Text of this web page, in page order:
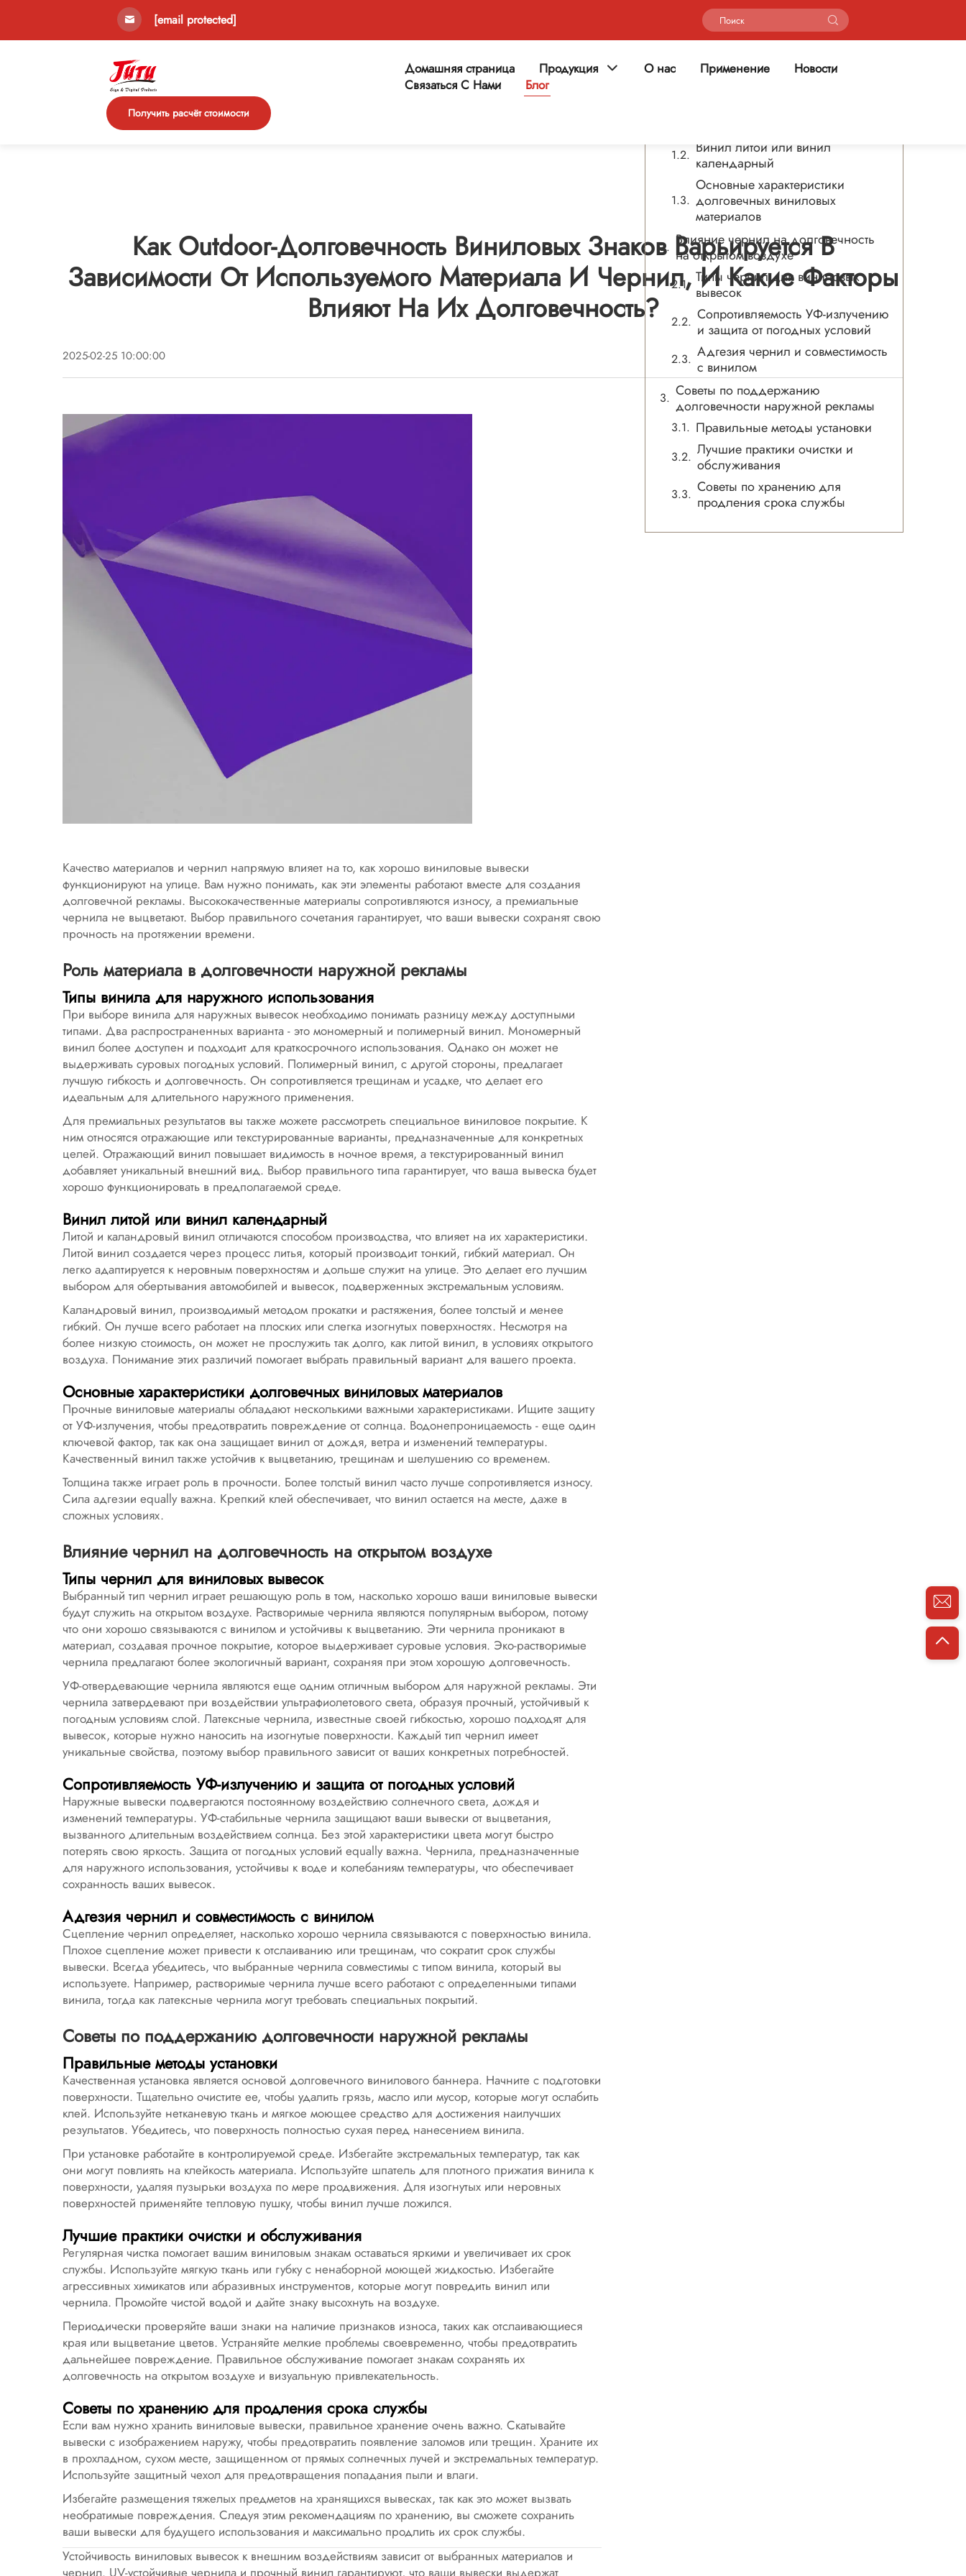
[email protected]
Домашняя страница Продукция О нас Применение
Новости
Связаться С Нами
Блог
Получить расчёт стоимости
Как Outdoor-Долговечность Виниловых Знаков Варьируется В
Зависимости От Используемого Материала И Чернил, И Какие Факторы
Влияют На Их Долговечность?
2025-02-25 10:00:00
Качество материалов и чернил напрямую влияет на то, как хорошо виниловые вывески
функционируют на улице. Вам нужно понимать, как эти элементы работают вместе для создания
долговечной рекламы. Высококачественные материалы сопротивляются износу, а премиальные
чернила не выцветают. Выбор правильного сочетания гарантирует, что ваши вывески сохранят свою
прочность на протяжении времени.
Роль материала в долговечности наружной рекламы
Типы винила для наружного использования
При выборе винила для наружных вывесок необходимо понимать разницу между доступными
типами. Два распространенных варианта - это мономерный и полимерный винил. Мономерный
винил более доступен и подходит для краткосрочного использования. Однако он может не
выдерживать суровых погодных условий. Полимерный винил, с другой стороны, предлагает
лучшую гибкость и долговечность. Он сопротивляется трещинам и усадке, что делает его
идеальным для длительного наружного применения.
Для премиальных результатов вы также можете рассмотреть специальное виниловое покрытие. К
ним относятся отражающие или текстурированные варианты, предназначенные для конкретных
целей. Отражающий винил повышает видимость в ночное время, а текстурированный винил
добавляет уникальный внешний вид. Выбор правильного типа гарантирует, что ваша вывеска будет
хорошо функционировать в предполагаемой среде.
Винил литой или винил календарный
Литой и каландровый винил отличаются способом производства, что влияет на их характеристики.
Литой винил создается через процесс литья, который производит тонкий, гибкий материал. Он
легко адаптируется к неровным поверхностям и дольше служит на улице. Это делает его лучшим
выбором для обертывания автомобилей и вывесок, подверженных экстремальным условиям.
Каландровый винил, производимый методом прокатки и растяжения, более толстый и менее
гибкий. Он лучше всего работает на плоских или слегка изогнутых поверхностях. Несмотря на
более низкую стоимость, он может не прослужить так долго, как литой винил, в условиях открытого
воздуха. Понимание этих различий помогает выбрать правильный вариант для вашего проекта.
Основные характеристики долговечных виниловых материалов
Прочные виниловые материалы обладают несколькими важными характеристиками. Ищите защиту
от УФ-излучения, чтобы предотвратить повреждение от солнца. Водонепроницаемость - еще один
ключевой фактор, так как она защищает винил от дождя, ветра и изменений температуры.
Качественный винил также устойчив к выцветанию, трещинам и шелушению со временем.
Толщина также играет роль в прочности. Более толстый винил часто лучше сопротивляется износу.
Сила адгезии equally важна. Крепкий клей обеспечивает, что винил остается на месте, даже в
сложных условиях.
Влияние чернил на долговечность на открытом воздухе
Типы чернил для виниловых вывесок
Выбранный тип чернил играет решающую роль в том, насколько хорошо ваши виниловые вывески
будут служить на открытом воздухе. Растворимые чернила являются популярным выбором, потому
что они хорошо связываются с винилом и устойчивы к выцветанию. Эти чернила проникают в
материал, создавая прочное покрытие, которое выдерживает суровые условия. Эко-растворимые
чернила предлагают более экологичный вариант, сохраняя при этом хорошую долговечность.
УФ-отвердевающие чернила являются еще одним отличным выбором для наружной рекламы. Эти
чернила затвердевают при воздействии ультрафиолетового света, образуя прочный, устойчивый к
погодным условиям слой. Латексные чернила, известные своей гибкостью, хорошо подходят для
вывесок, которые нужно наносить на изогнутые поверхности. Каждый тип чернил имеет
уникальные свойства, поэтому выбор правильного зависит от ваших конкретных потребностей.
Сопротивляемость УФ-излучению и защита от погодных условий
Наружные вывески подвергаются постоянному воздействию солнечного света, дождя и
изменений температуры. УФ-стабильные чернила защищают ваши вывески от выцветания,
вызванного длительным воздействием солнца. Без этой характеристики цвета могут быстро
потерять свою яркость. Защита от погодных условий equally важна. Чернила, предназначенные
для наружного использования, устойчивы к воде и колебаниям температуры, что обеспечивает
сохранность ваших вывесок.
Адгезия чернил и совместимость с винилом
Сцепление чернил определяет, насколько хорошо чернила связываются с поверхностью винила.
Плохое сцепление может привести к отслаиванию или трещинам, что сократит срок службы
вывески. Всегда убедитесь, что выбранные чернила совместимы с типом винила, который вы
используете. Например, растворимые чернила лучше всего работают с определенными типами
винила, тогда как латексные чернила могут требовать специальных покрытий.
Советы по поддержанию долговечности наружной рекламы
Правильные методы установки
Качественная установка является основой долговечного винилового баннера. Начните с подготовки
поверхности. Тщательно очистите ее, чтобы удалить грязь, масло или мусор, которые могут ослабить
клей. Используйте нетканевую ткань и мягкое моющее средство для достижения наилучших
результатов. Убедитесь, что поверхность полностью сухая перед нанесением винила.
При установке работайте в контролируемой среде. Избегайте экстремальных температур, так как
они могут повлиять на клейкость материала. Используйте шпатель для плотного прижатия винила к
поверхности, удаляя пузырьки воздуха по мере продвижения. Для изогнутых или неровных
поверхностей применяйте тепловую пушку, чтобы винил лучше ложился.
Лучшие практики очистки и обслуживания
Регулярная чистка помогает вашим виниловым знакам оставаться яркими и увеличивает их срок
службы. Используйте мягкую ткань или губку с ненаборной моющей жидкостью. Избегайте
агрессивных химикатов или абразивных инструментов, которые могут повредить винил или
чернила. Промойте чистой водой и дайте знаку высохнуть на воздухе.
Периодически проверяйте ваши знаки на наличие признаков износа, таких как отслаивающиеся
края или выцветание цветов. Устраняйте мелкие проблемы своевременно, чтобы предотвратить
дальнейшее повреждение. Правильное обслуживание помогает знакам сохранять их
долговечность на открытом воздухе и визуальную привлекательность.
Советы по хранению для продления срока службы
Если вам нужно хранить виниловые вывески, правильное хранение очень важно. Скатывайте
вывески с изображением наружу, чтобы предотвратить появление заломов или трещин. Храните их
в прохладном, сухом месте, защищенном от прямых солнечных лучей и экстремальных температур.
Используйте защитный чехол для предотвращения попадания пыли и влаги.
Избегайте размещения тяжелых предметов на хранящихся вывесках, так как это может вызвать
необратимые повреждения. Следуя этим рекомендациям по хранению, вы сможете сохранить
ваши вывески для будущего использования и максимально продлить их срок службы.
Устойчивость виниловых вывесок к внешним воздействиям зависит от выбранных материалов и
чернил. UV-устойчивые чернила и прочный винил гарантируют, что ваши вывески выдержат
Содержание
Роль материала в долговечности
Винил литой или винил
календарный
Основные характеристики
долговечных виниловых
материалов
Влияние чернил на долговечность
на открытом воздухе
Типы чернил для виниловых
вывесок
Сопротивляемость УФ-излучению
и защита от погодных условий
Адгезия чернил и совместимость
с винилом
Советы по поддержанию
долговечности наружной рекламы
Правильные методы установки
Лучшие практики очистки и
обслуживания
Советы по хранению для
продления срока службы